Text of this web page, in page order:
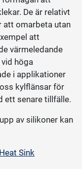
De är relativt
att omarbeta utan
att
värmeledande
höga
i applikationer
kylflänsar för
ett senare tillfälle.
av silikoner kan
Sink